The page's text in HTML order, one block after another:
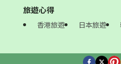
旅遊心得
香港旅遊 日本旅遊